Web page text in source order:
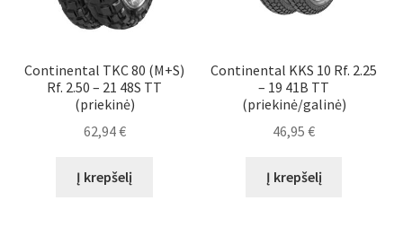
Continental TKC 80 (M+S)
Rf. 2.50 – 21 48S TT
(priekinė)
62,94€
Į krepšelį
Continental KKS 10 Rf. 2.25
– 19 41B TT
(priekinė/galinė)
46,95€
Į krepšelį